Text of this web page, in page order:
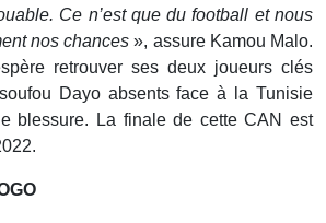
Ce n’est que du football et nous
nos chances », assure Kamou Malo.
retrouver ses deux joueurs clés
Dayo absents face à la Tunisie
blessure. La finale de cette CAN est